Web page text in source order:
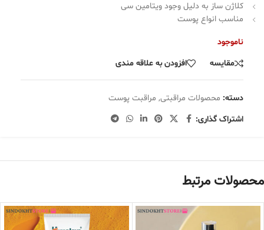
کلاژن ساز به دلیل وجود ویتامین سی
مناسب انواع پوست
ناموجود
مقایسه
افزودن به علاقه مندی
دسته: محصولات مراقبتی, مراقبت پوست
اشتراک گذاری:
محصولات مرتبط